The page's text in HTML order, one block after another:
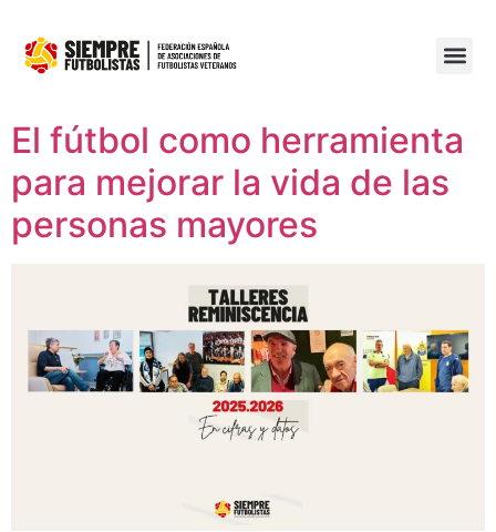
El fútbol como herramienta
para mejorar la vida de las
personas mayores